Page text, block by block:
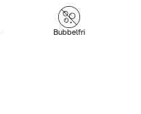
Bubbelfri